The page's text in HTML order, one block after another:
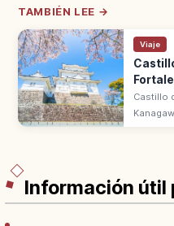
TAMBIÉN LEE →
Viaje
Castillo
Información útil